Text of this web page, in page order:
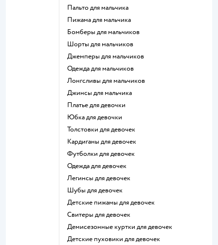
Пальто для мальчика
Пижама для мальчика
Бомберы для мальчиков
Шорты для мальчиков
Джемперы для мальчиков
Одежда для мальчиков
Лонгсливы для мальчиков
Джинсы для мальчика
Платье для девочки
Юбка для девочки
Толстовки для девочек
Кардиганы для девочек
Футболки для девочек
Одежда для девочек
Легинсы для девочек
Шубы для девочек
Детские пижамы для девочек
Свитеры для девочек
Демисезонные куртки для девочек
Детские пуховики для девочек